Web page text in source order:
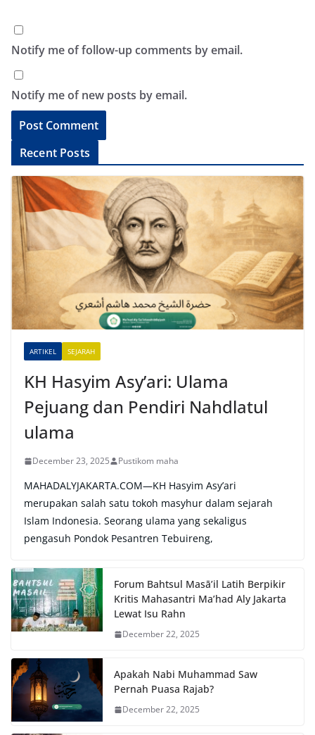
Notify me of follow-up comments by email.
Notify me of new posts by email.
l
a
t
i
v
Recent Posts
ARTIKEL SEJARAH
KH Hasyim Asy’ari: Ulama
Pejuang dan Pendiri Nahdlatul
ulama
December 23, 2025 Pustikom maha
MAHADALYJAKARTA.COM—KH Hasyim Asy’ari
merupakan salah satu tokoh masyhur dalam sejarah
Islam Indonesia. Seorang ulama yang sekaligus
pengasuh Pondok Pesantren Tebuireng,
Forum Bahtsul Masā’il Latih Berpikir
Kritis Mahasantri Ma’had Aly Jakarta
Lewat Isu Rahn
December 22, 2025
Apakah Nabi Muhammad Saw
Pernah Puasa Rajab?
December 22, 2025